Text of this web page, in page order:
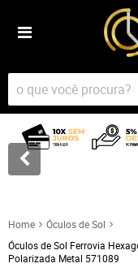
Home
Óculos de Sol
Óculos de Sol Ferrovia
Polarizada Metal 571089